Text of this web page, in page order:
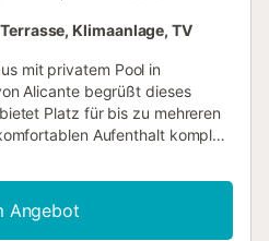
Klimaanlage, TV
mit privatem Pool in
Alicante begrüßt dieses
Platz für bis zu mehreren
Aufenthalt komplett
in den geräumigen,
einen können Sie sich bei
Der grüne, eingezäunte
Angebot